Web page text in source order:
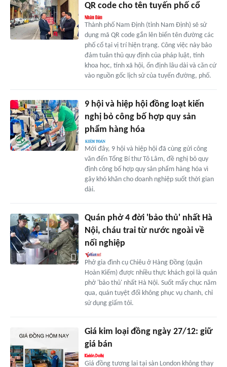
QR code cho tên tuyến phố cổ
Thành phố Nam Định (tỉnh Nam Định) sẽ sử
dụng mã QR code gắn lên biển tên đường các
phố cổ tại vị trí hiện trạng. Công việc này bảo
đảm tuân thủ quy định của pháp luật, tính
khoa học, tính xã hội, ổn định lâu dài và căn cứ
vào nguồn gốc lịch sử của tuyến đường, phố.
9 hội và hiệp hội đồng loạt kiến
nghị bỏ công bố hợp quy sản
phẩm hàng hóa
Mới đây, 9 hội và hiệp hội đã cùng gửi công
văn đến Tổng Bí thư Tô Lâm, đề nghị bỏ quy
định công bố hợp quy sản phẩm hàng hóa vì
gây khó khăn cho doanh nghiệp suốt thời gian
dài.
Quán phở 4 đời 'bảo thủ' nhất Hà
Nội, cháu trai từ nước ngoài về
nối nghiệp
Phở gia đình cụ Chiêu ở Hàng Đồng (quận
Hoàn Kiếm) được nhiều thực khách gọi là quán
phở 'bảo thủ' nhất Hà Nội. Suốt mấy chục năm
qua, quán tuyệt đối không phục vụ chanh, chỉ
sử dụng giấm tỏi.
Giá kim loại đồng ngày 27/12: giữ
giá bán
Giá đồng tương lai tại sàn London không thay